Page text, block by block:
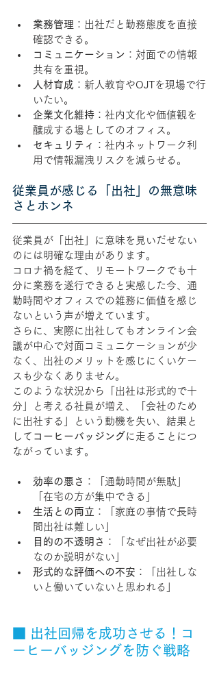
業務管理 ：出社だと勤務態度を直接
確認できる。
コミュニケーション ：対面での情報
共有を重視。
人材育成 ：新人教育やOJTを現場で行
いたい。
企業文化維持 ：社内文化や価値観を
醸成する場としてのオフィス。
セキュリティ
：社内ネットワーク利
用で情報漏洩リスクを減らせる。
従業員が感じる「出社」の無意味
さとホンネ
従業員が「出社」に意味を見いだせない
のには明確な理由があります。
コロナ禍を経て、リモートワークでも十
分に業務を遂行できると実感した今、通
勤時間やオフィスでの雑務に価値を感じ
ないという声が増えています。
さらに、実際に出社してもオンライン会
議が中心で対面コミュニケーションが少
なく、出社のメリットを感じにくいケー
スも少なくありません。
このような状況から「出社は形式的で十
分」と考える社員が増え、「会社のため
に出社する」という動機を失い、結果と
して コーヒーバッジング に走ることにつ
ながっています。
効率の悪さ ：「通勤時間が無駄」
「在宅の方が集中できる」
生活との両立 ：「家庭の事情で長時
間出社は難しい」
目的の不透明さ ：「なぜ出社が必要
なのか説明がない」
形式的な評価への不安 ：「出社しな
いと働いていないと思われる」
■ 出社回帰を成功させる！コ
ーヒーバッジングを防ぐ戦略